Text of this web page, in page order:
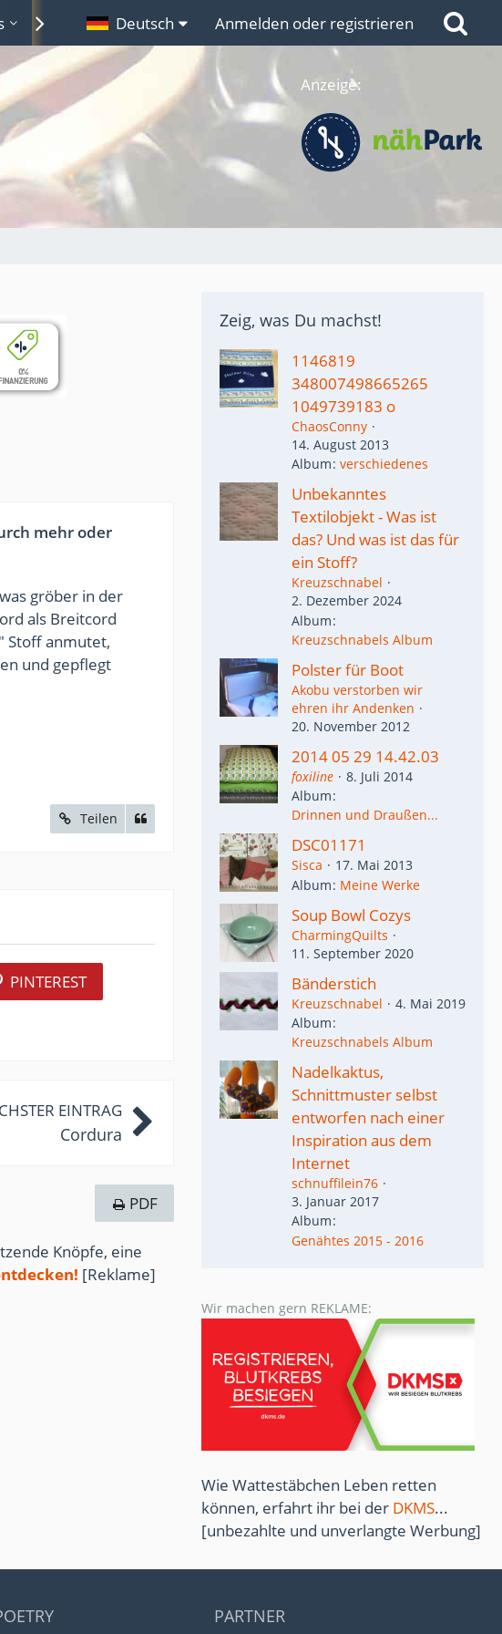
Lexikon Links
Deutsch Anmelden oder registrieren
Anzeige:
mehr oder
gröber in der
als Breitcord
Stoff anmutet,
und gepflegt
Teilen
PINTEREST
EINTRAG
Cordura
PDF
Knöpfe, eine
[Reklame]
Zeig, was Du machst!
1146819
348007498665265
1049739183 o
ChaosConny
14. August 2013
Album verschiedenes
Unbekanntes
Textilobjekt - Was ist
das? Und was ist das für
ein Stoff?
Kreuzschnabel
2. Dezember 2024
Album
Kreuzschnabels Album
Polster für Boot
Akobu verstorben wir
ehren ihr Andenken
20. November 2012
2014 05 29 14.42.03
foxiline
8. Juli 2014
Album
Drinnen und Draußen...
DSC01171
Sisca
17. Mai 2013
Album Meine Werke
Soup Bowl Cozys
CharmingQuilts
11. September 2020
Bänderstich
Kreuzschnabel
4. Mai 2019
Album
Kreuzschnabels Album
Nadelkaktus,
Schnittmuster selbst
entworfen nach einer
Inspiration aus dem
Internet
schnuffilein76
3. Januar 2017
Album
Genähtes 2015 - 2016
Wir machen gern REKLAME:
Wie Wattestäbchen Leben retten
können, erfahrt ihr bei der DKMS...
[unbezahlte und unverlangte Werbung]
PARTNER